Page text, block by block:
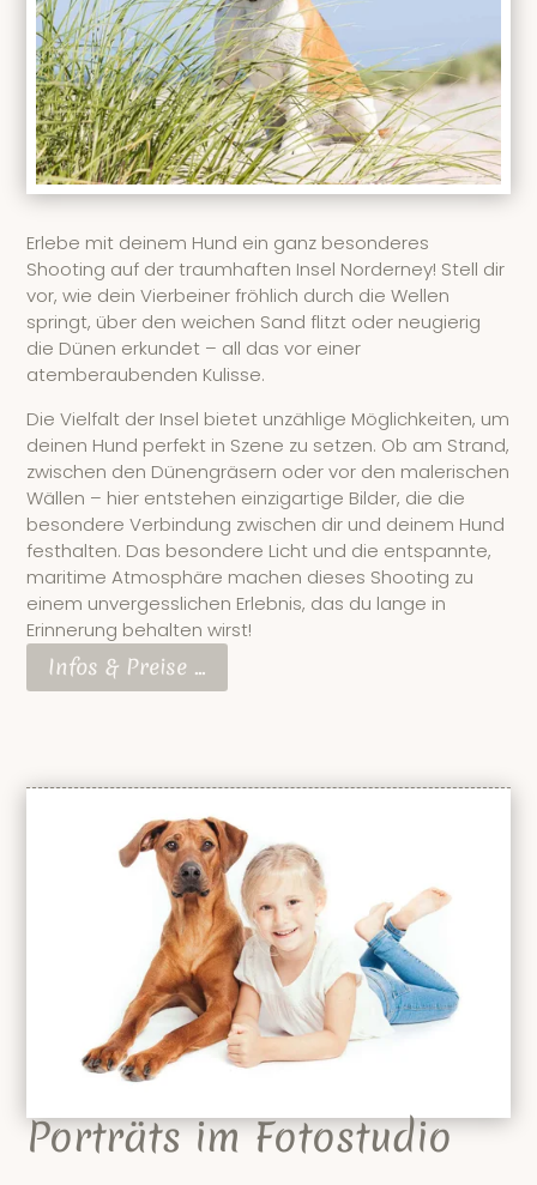
Erlebe mit deinem Hund ein ganz besonderes
Shooting auf der traumhaften Insel Norderney! Stell dir
vor, wie dein Vierbeiner fröhlich durch die Wellen
springt, über den weichen Sand flitzt oder neugierig
die Dünen erkundet – all das vor einer
atemberaubenden Kulisse.
Die Vielfalt der Insel bietet unzählige Möglichkeiten, um
deinen Hund perfekt in Szene zu setzen. Ob am Strand,
zwischen den Dünengräsern oder vor den malerischen
Wällen – hier entstehen einzigartige Bilder, die die
besondere Verbindung zwischen dir und deinem Hund
festhalten. Das besondere Licht und die entspannte,
maritime Atmosphäre machen dieses Shooting zu
einem unvergesslichen Erlebnis, das du lange in
Erinnerung behalten wirst!
Infos & Preise ...
Porträts im Fotostudio